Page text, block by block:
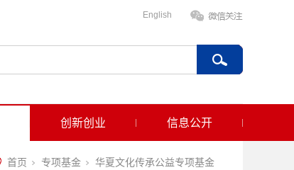
English
创新创业 信息公开
首页 专项基金 华夏文化传承公益专项基金